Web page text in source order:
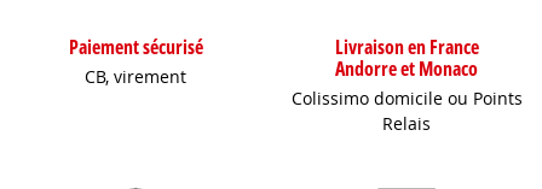
Paiement sécurisé
CB, virement
Livraison en France
Andorre et Monaco
Colissimo domicile ou Points
Relais